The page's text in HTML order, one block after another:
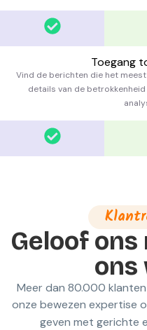
Toegang
Vind de berichten die het
details van de
Geloof
ons
Meer dan 80.000
onze bewezen expertise
geven met gerichte